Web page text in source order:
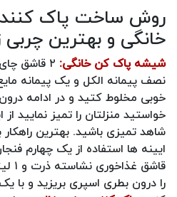
روش ساخت پاک
خانگی و بهترین چربی
شیشه پاک کن خانگی:
۲ قاشق
نصف پیمانه الکل و یک پیمانه
خوبی مخلوط کتید و در ادامه
خواستید منزلتان را تمیز نمایید
شاهد تمیزی باشید. بهترین
ایینه ها استفاده از یک چهارم
را درون بطری اسپری بریزید و با